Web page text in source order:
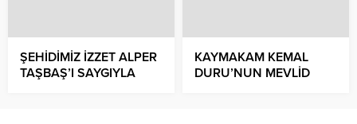
ŞEHİDİMİZ İZZET ALPER
TAŞBAŞ’I SAYGIYLA
KAYMAKAM KEMAL
DURU’NUN MEVLİD